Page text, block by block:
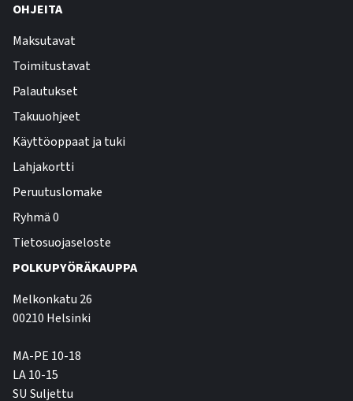
OHJEITA
Maksutavat
Toimitustavat
Palautukset
Takuuohjeet
Käyttöoppaat ja tuki
Lahjakortti
Peruutuslomake
Ryhmä 0
Tietosuojaseloste
POLKUPYÖRÄKAUPPA
Melkonkatu 26
00210 Helsinki
MA-PE 10-18
LA 10-15
SU Suljettu